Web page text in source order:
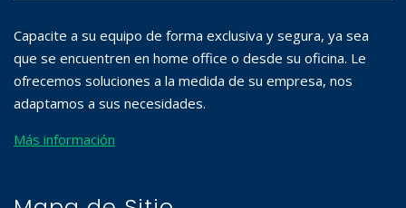
Capacite a su equipo de forma exclusiva y segura, ya sea
que se encuentren en home office o desde su oficina. Le
ofrecemos soluciones a la medida de su empresa, nos
adaptamos a sus necesidades.
Más información